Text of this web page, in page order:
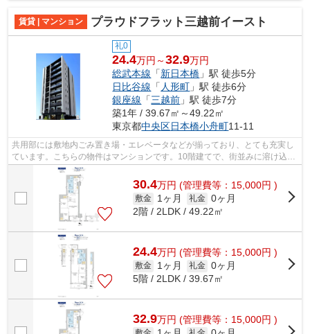
賃貸 | マンション プラウドフラット三越前イースト
礼0
24.4万円～32.9万円
総武本線 「新日本橋 」駅 徒歩5分
日比谷線 「 人形町 」駅 徒歩6分
銀座線 「三越前 」駅 徒歩7分
築1年 / 39.67㎡～49.22㎡
東京都中央区日本橋小舟町11-11
共用部には敷地内ごみ置き場・エレベータなどが揃っており、とても充実し
ています。こちらの物件はマンションです。10階建てで、街並みに溶け込ん
だ落ち着いた建物。駅から徒歩5分の物...
30.4万円 (管理費等：15,000円 )
敷金 1ヶ月 礼金 0ヶ月
2階 / 2LDK / 49.22㎡
24.4万円 (管理費等：15,000円 )
敷金 1ヶ月 礼金 0ヶ月
5階 / 2LDK / 39.67㎡
32.9万円 (管理費等：15,000円 )